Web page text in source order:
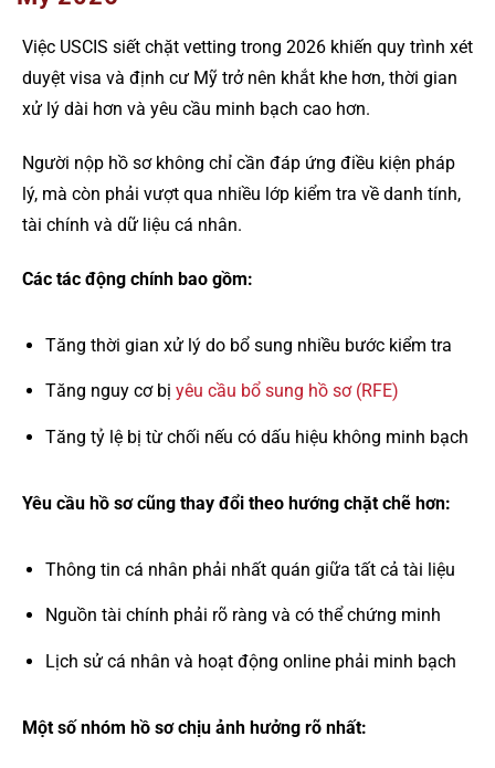
Việc USCIS siết chặt vetting trong 2026 khiến quy trình xét
duyệt visa và định cư Mỹ trở nên khắt khe hơn, thời gian
xử lý dài hơn và yêu cầu minh bạch cao hơn.
Người nộp hồ sơ không chỉ cần đáp ứng điều kiện pháp
lý, mà còn phải vượt qua nhiều lớp kiểm tra về danh tính,
tài chính và dữ liệu cá nhân.
Các tác động chính bao gồm:
Tăng thời gian xử lý do bổ sung nhiều bước kiểm tra
Tăng nguy cơ bị yêu cầu bổ sung hồ sơ (RFE)
Tăng tỷ lệ bị từ chối nếu có dấu hiệu không minh bạch
Yêu cầu hồ sơ cũng thay đổi theo hướng chặt chẽ hơn:
Thông tin cá nhân phải nhất quán giữa tất cả tài liệu
Nguồn tài chính phải rõ ràng và có thể chứng minh
Lịch sử cá nhân và hoạt động online phải minh bạch
Một số nhóm hồ sơ chịu ảnh hưởng rõ nhất: